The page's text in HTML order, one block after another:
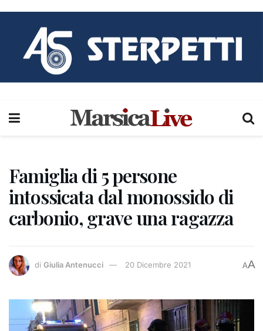
Famiglia di 5 persone
intossicata dal monossido di
carbonio, grave una ragazza
di Giulia Antenucci 20 Dicembre 2021 AA